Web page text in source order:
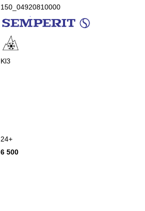
150_04920810000
Kl3
24+
6 500